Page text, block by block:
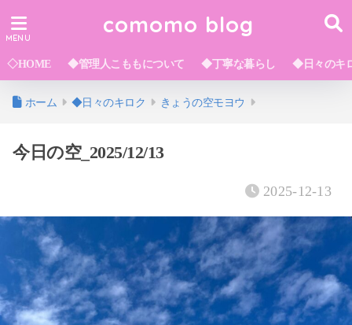
comomo blog
◇HOME ◆管理人こももについて ◆丁寧な暮らし ◆日々のキ
ホーム ◆日々のキロク きょうの空モヨウ
今日の空_2025/12/13
2025-12-13